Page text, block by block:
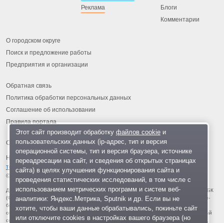
Реклама
Блоги
Комментарии
О городском округе
Поиск и предложение работы
Предприятия и организации
Обратная связь
Политика обработки персональных данных
Соглашение об использовании
Правила портала
На информационном ресурсе применяются рекомендательные
технологии
© 2013-2026 «ОИНФО»,
сделано в Одинцово
Для читателей: В России признаны экстремистскими и запрещены организации ФБК
(Фонд борьбы с коррупцией, признан иноагентом), Штабы Навального, «Национал-
большевистская партия», «Свидетели Иеговы», «Армия воли народа», «Русский
общенациональный союз», «Движение против нелегальной иммиграции», «Правый
сектор», УНА-УНСО, УПА, «Тризуб им. Степана Бандеры», «Мизантропик дивижн»,
Этот сайт производит обработку файлов cookieи
пользовательских данных (ip-адрес, тип и версия
операционной системы, тип и версия браузера, источнике
переадресации на сайт, и сведения об открытых страницах
сайта) в целях улучшения функционирования сайта и
проведения статистических исследований, в том числе с
использованием метрических программ и систем веб-
аналитики: Яндекс.Метрика, Sputnik и др. Если вы не
хотите, чтобы ваши данные обрабатывались, покиньте сайт
или отключите cookies в настройках вашего браузера (но